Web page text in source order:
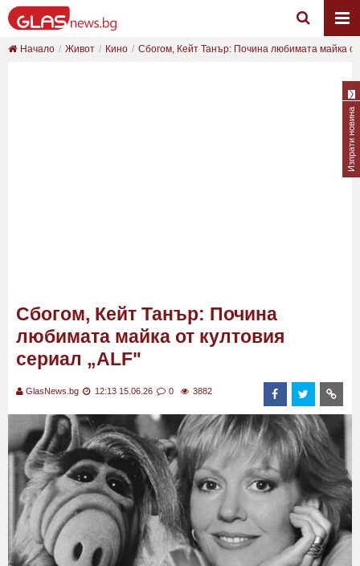
Начало Живот Кино Сбогом, Кейт Танър: Почина любимата майка от
Сбогом, Кейт Танър: Почина
любимата майка от култовия
сериал „ALF"
GlasNews.bg 12:13 15.06.26 0 3882
Изпрати новина